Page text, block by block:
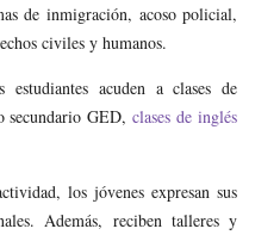
de inmigración, acoso policial,
civiles y humanos.
estudiantes acuden a clases de
secundario GED,clases de inglés
los jóvenes expresan sus
Además, reciben talleres y